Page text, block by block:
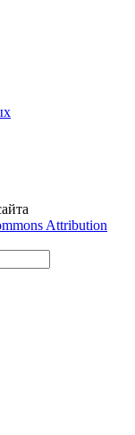
Attribution